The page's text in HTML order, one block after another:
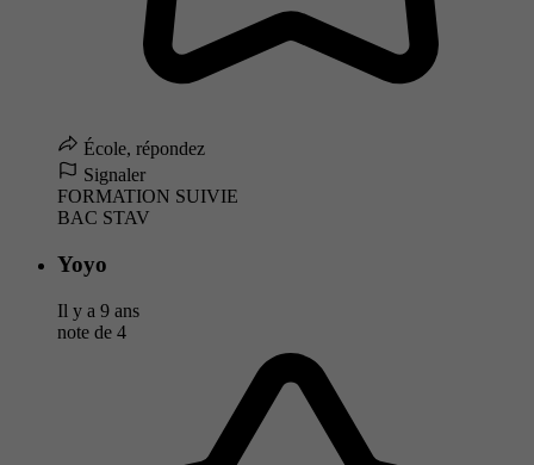
École, répondez
Signaler
FORMATION SUIVIE
BAC STAV
Yoyo
Il y a 9 ans
note de 4